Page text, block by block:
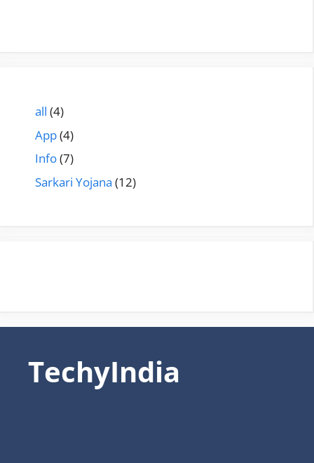
all (4)
App(4)
Info(7)
Sarkari Yojana (12)
TechyIndia